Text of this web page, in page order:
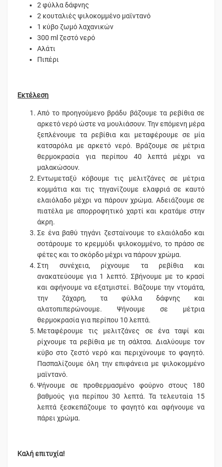
2 φύλλα δάφνης
2 κουταλιές ψιλοκομμένο μαϊντανό
1 κύβο ζωμό λαχανικών
300 ml ζεστό νερό
Αλάτι
Πιπέρι
Εκτέλεση
Από το προηγούμενο βράδυ βάζουμε τα ρεβίθια σε
αρκετό νερό ώστε να μουλιάσουν. Την επόμενη μέρα
ξεπλένουμε τα ρεβίθια και μεταφέρουμε σε μία
κατσαρόλα με αρκετό νερό. Βράζουμε σε μέτρια
θερμοκρασία για περίπου 40 λεπτά μέχρι να
μαλακώσουν.
Εντωμεταξύ κόβουμε τις μελιτζάνες σε μέτρια
κομμάτια και τις τηγανίζουμε ελαφριά σε καυτό
ελαιόλαδο μέχρι να πάρουν χρώμα. Αδειάζουμε σε
πιατέλα με απορροφητικό χαρτί και κρατάμε στην
άκρη.
Σε ένα βαθύ τηγάνι ζεσταίνουμε το ελαιόλαδο και
σοτάρουμε το κρεμμύδι ψιλοκομμένο, το πράσο σε
φέτες και το σκόρδο μέχρι να πάρουν χρώμα.
Στη συνέχεια, ρίχνουμε τα ρεβίθια και
ανακατεύουμε για 1 λεπτό. Σβήνουμε με το κρασί
και αφήνουμε να εξατμιστεί. Βάζουμε την ντομάτα,
την ζάχαρη, τα φύλλα δάφνης και
αλατοπιπερώνουμε. Ψήνουμε σε μέτρια
θερμοκρασία για περίπου 10 λεπτά.
Μεταφέρουμε τις μελιτζάνες σε ένα ταψί και
ρίχνουμε τα ρεβίθια με τη σάλτσα. Διαλύουμε τον
κύβο στο ζεστό νερό και περιχύνουμε το φαγητό.
Πασπαλίζουμε όλη την επιφάνεια με ψιλοκομμένο
μαϊντανό.
Ψήνουμε σε προθερμασμένο φούρνο στους 180
βαθμούς για περίπου 30 λεπτά. Τα τελευταία 15
λεπτά ξεσκεπάζουμε το φαγητό και αφήνουμε να
πάρει χρώμα.
Καλή επιτυχία!